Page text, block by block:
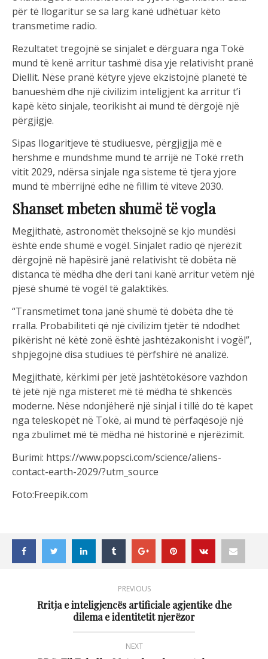
për të llogaritur se sa larg kanë udhëtuar këto
transmetime radio.
Rezultatet tregojnë se sinjalet e dërguara nga Tokë
mund të kenë arritur tashmë disa yje relativisht pranë
Diellit. Nëse pranë këtyre yjeve ekzistojnë planetë të
banueshëm dhe një civilizim inteligjent ka arritur t’i
kapë këto sinjale, teorikisht ai mund të dërgojë një
përgjigje.
Sipas llogaritjeve të studiuesve, përgjigjja më e
hershme e mundshme mund të arrijë në Tokë rreth
vitit 2029, ndërsa sinjale nga sisteme të tjera yjore
mund të mbërrijnë edhe në fillim të viteve 2030.
Shanset mbeten shumë të vogla
Megjithatë, astronomët theksojnë se kjo mundësi
është ende shumë e vogël. Sinjalet radio që njerëzit
dërgojnë në hapësirë janë relativisht të dobëta në
distanca të mëdha dhe deri tani kanë arritur vetëm një
pjesë shumë të vogël të galaktikës.
“Transmetimet tona janë shumë të dobëta dhe të
rralla. Probabiliteti që një civilizim tjetër të ndodhet
pikërisht në këtë zonë është jashtëzakonisht i vogël”,
shpjegojnë disa studiues të përfshirë në analizë.
Megjithatë, kërkimi për jetë jashtëtokësore vazhdon
të jetë një nga misteret më të mëdha të shkencës
moderne. Nëse ndonjëherë një sinjal i tillë do të kapet
nga teleskopët në Tokë, ai mund të përfaqësojë një
nga zbulimet më të mëdha në historinë e njerëzimit.
Burimi: https://www.popsci.com/science/aliens-
contact-earth-2029/?utm_source
Foto:Freepik.com
PREVIOUS
Rritja e inteligjencës artificiale agjentike dhe
dilema e identitetit njerëzor
NEXT